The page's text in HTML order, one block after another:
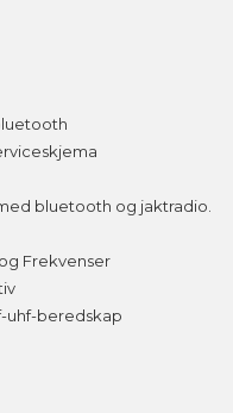
bluetooth og jaktradio.
Frekvenser
uhf-beredskap